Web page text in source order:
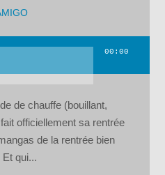
00:00
de chauffe (bouillant,
officiellement sa rentrée
de la rentrée bien
qui...